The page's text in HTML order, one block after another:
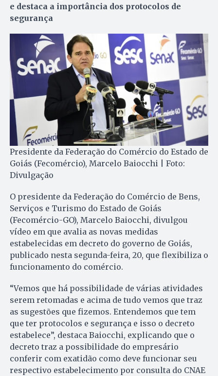
e destaca a importância dos protocolos de
segurança
Presidente da Federação do Comércio do Estado de
Goiás (Fecomércio), Marcelo Baiocchi | Foto:
Divulgação
O presidente da Federação do Comércio de Bens,
Serviços e Turismo do Estado de Goiás
(Fecomércio-GO), Marcelo Baiocchi, divulgou
vídeo em que avalia as novas medidas
estabelecidas em decreto do governo de Goiás,
publicado nesta segunda-feira, 20, que flexibiliza o
funcionamento do comércio.
“Vemos que há possibilidade de várias atividades
serem retomadas e acima de tudo vemos que traz
as sugestões que fizemos. Entendemos que tem
que ter protocolos e segurança e isso o decreto
estabelece”, destaca Baiocchi, explicando que o
decreto traz a possibilidade do empresário
conferir com exatidão como deve funcionar seu
respectivo estabelecimento por consulta do CNAE